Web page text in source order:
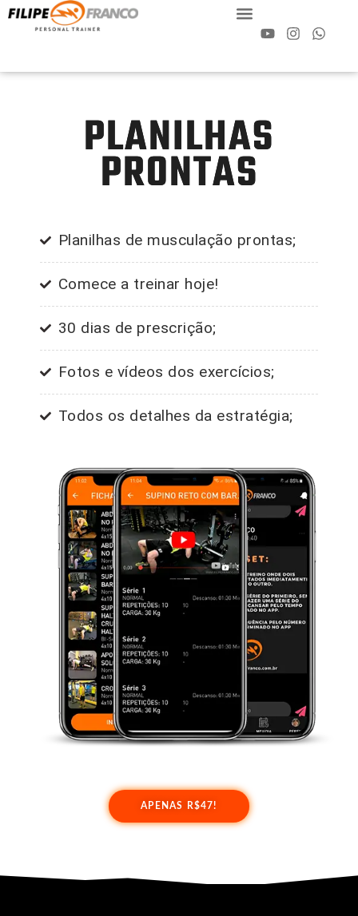
Menu
Y
t
e
I
n
t
W
h
t
PLANILHAS
PRONTAS
Planilhas de musculação prontas;
Comece a treinar hoje!
30 dias de prescrição;
Fotos e vídeos dos exercícios;
Todos os detalhes da estratégia;
APENAS R$47!